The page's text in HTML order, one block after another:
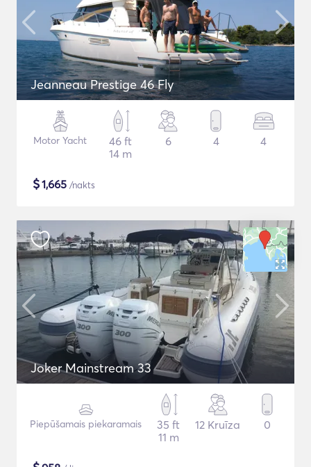
Jeanneau Prestige 46 Fly
Motor Yacht
46 ft
14 m
6 4 4
$1,665 /nakts
Joker Mainstream 33
Piepūšamais piekaramais
35 ft
11 m
12 Kruīza 0